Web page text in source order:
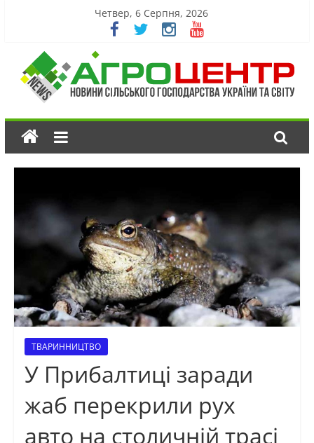
Четвер, 6 Серпня, 2026
ТВАРИННИЦТВО
У Прибалтиці заради
жаб перекрили рух
авто на столичній трасі